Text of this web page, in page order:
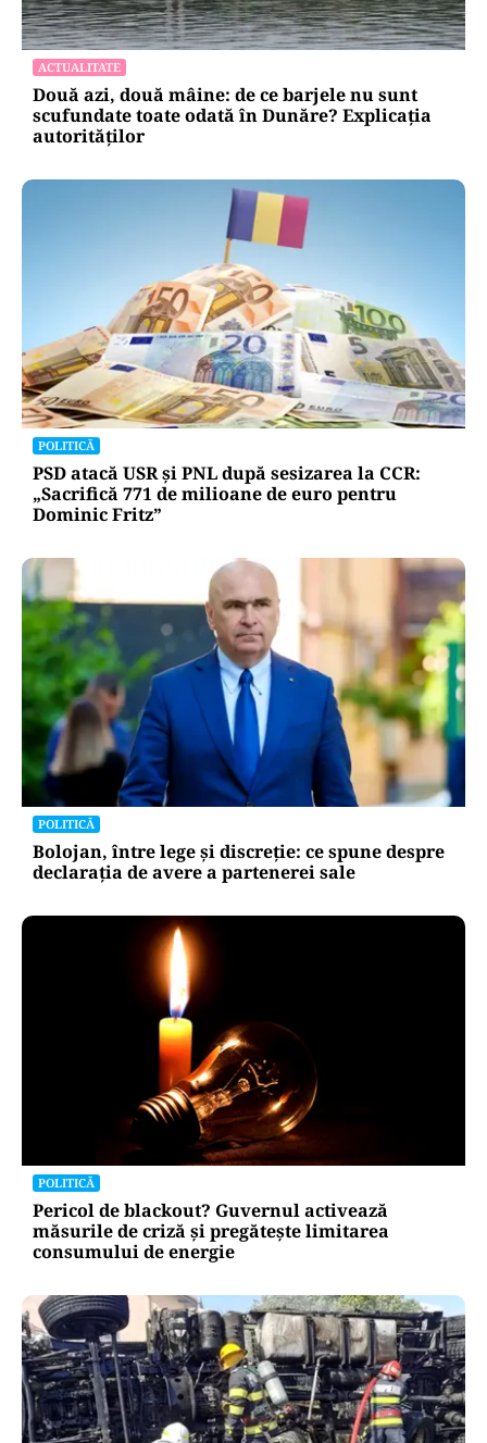
ACTUALITATE
Două azi, două mâine: de ce barjele nu sunt
scufundate toate odată în Dunăre? Explicația
autorităților
POLITICĂ
PSD atacă USR și PNL după sesizarea la CCR:
„Sacrifică 771 de milioane de euro pentru
Dominic Fritz”
POLITICĂ
Bolojan, între lege și discreție: ce spune despre
declarația de avere a partenerei sale
POLITICĂ
Pericol de blackout? Guvernul activează
măsurile de criză și pregătește limitarea
consumului de energie